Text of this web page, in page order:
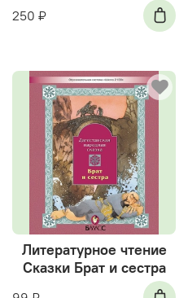
250 ₽
Литературное чтение
Сказки Брат и сестра